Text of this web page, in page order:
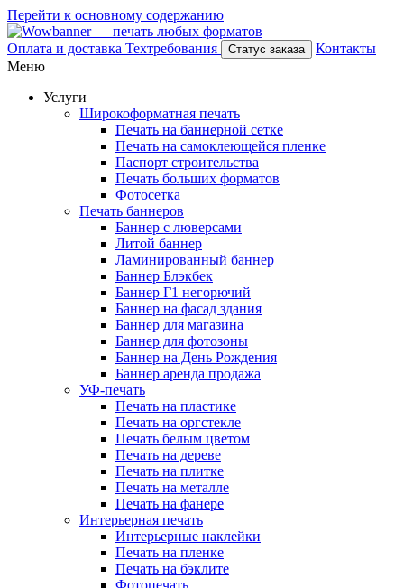
Перейти к основному содержанию
Оплата и доставка Техтребования Статус заказа
Контакты
Меню
Услуги
Широкоформатная печать
Печать на баннерной сетке
Печать на самоклеющейся пленке
Паспорт строительства
Печать больших форматов
Фотосетка
Печать баннеров
Баннер с люверсами
Литой баннер
Ламинированный баннер
Баннер Блэкбек
Баннер Г1 негорючий
Баннер на фасад здания
Баннер для магазина
Баннер для фотозоны
Баннер на День Рождения
Баннер аренда продажа
УФ-печать
Печать на пластике
Печать на оргстекле
Печать белым цветом
Печать на дереве
Печать на плитке
Печать на металле
Печать на фанере
Интерьерная печать
Интерьерные наклейки
Печать на пленке
Печать на бэклите
Фотопечать